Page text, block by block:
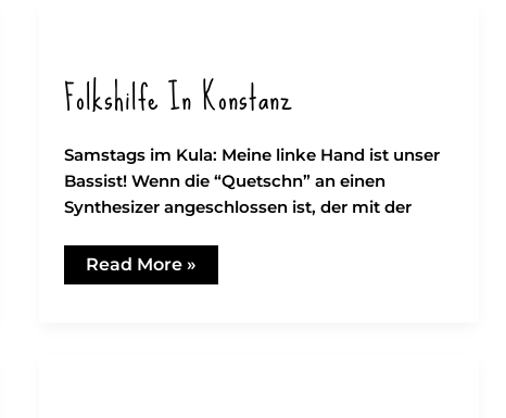
Folkshilfe In Konstanz
Samstags im Kula: Meine linke Hand ist unser
Bassist! Wenn die “Quetschn” an einen
Synthesizer angeschlossen ist, der mit der
folkshilfe
in
Read More »